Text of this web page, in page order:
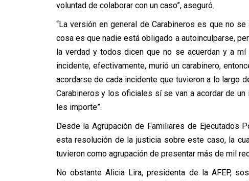
voluntad de colaborar con un caso”, aseguró.
“La versión en general de Carabineros es que no
cosa es que nadie está obligado a autoinculparse,
la verdad y todos dicen que no se acuerdan y a
incidente, efectivamente, murió un carabinero,
acordarse de cada incidente que tuvieron a lo largo
Carabineros y los oficiales sí se van a acordar de
les importe”.
Desde la Agrupación de Familiares de Ejecutados
esta resolución de la justicia sobre este caso, la
tuvieron como agrupación de presentar más de mil
No obstante Alicia Lira, presidenta de la AFEP,